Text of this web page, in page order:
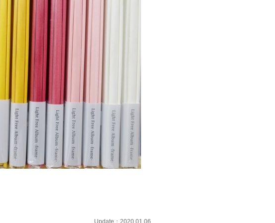
Update：2020.01.06